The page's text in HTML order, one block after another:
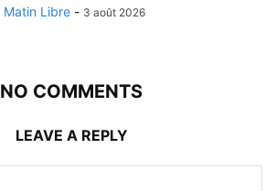
Matin Libre - 3 août 2026
NO COMMENTS
LEAVE A REPLY